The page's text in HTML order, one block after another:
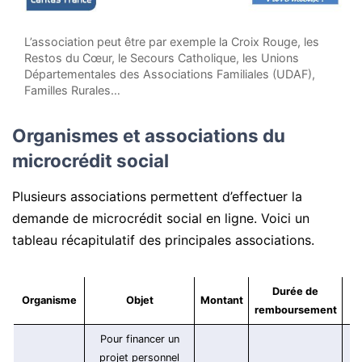
L’association peut être par exemple la Croix Rouge, les
Restos du Cœur, le Secours Catholique, les Unions
Départementales des Associations Familiales (UDAF),
Familles Rurales…
Organismes et associations du
microcrédit social
Plusieurs associations permettent d’effectuer la
demande de microcrédit social en ligne. Voici un
tableau récapitulatif des principales associations.
Organisme Objet Montant
Durée de
remboursement
Pour financer un
projet personnel